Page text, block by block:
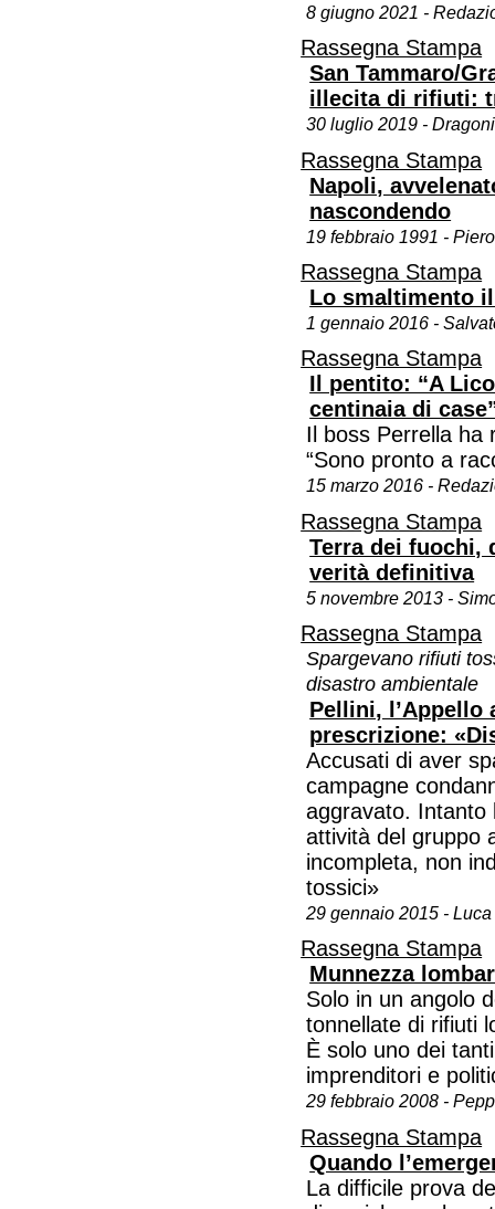
8 giugno 2021 -
Rassegna Stampa
San Tammaro/
illecita di rifiuti:
30 luglio 2019 -
Rassegna Stampa
Napoli,
nascondendo
19 febbraio 1991 -
Rassegna Stampa
Lo smaltimento
1 gennaio 2016 -
Rassegna Stampa
Il pentito: “A
centinaia di
Il boss Perrella ha
“Sono pronto a
15 marzo 2016 -
Rassegna Stampa
Terra dei fuochi,
verità definitiva
5 novembre 2013 -
Rassegna Stampa
Spargevano rifiuti
disastro ambientale
Pellini, l’Appello
prescrizione:
Accusati di aver
campagne
aggravato. Intanto
attività del gruppo
incompleta, non
tossici»
29 gennaio 2015 -
Rassegna Stampa
Munnezza
Solo in un angolo
tonnellate di rifiuti
È solo uno dei
imprenditori e
29 febbraio 2008 -
Rassegna Stampa
Quando
La difficile prova